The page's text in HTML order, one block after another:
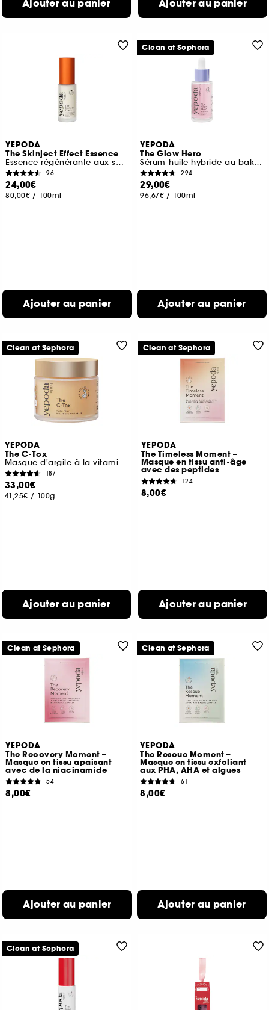
Ajouter au panier Ajouter au panier
YEPODA
The Skinject Effect Essence
Essence régénérante aux spicules & PDRN
96
24,00€
80,00€ / 100ml
Ajouter au panier
YEPODA
The Glow Hero
Sérum-huile hybride au bakuchiol
294
29,00€
96,67€ / 100ml
Ajouter au panier
Clean at Sephora
YEPODA
The C-Tox
Masque d'argile à la vitamine c et au curcuma
187
33,00€
41,25€ / 100g
Ajouter au panier
Clean at Sephora
YEPODA
The Timeless Moment –
Masque en tissu anti-âge
avec des peptides
124
8,00€
Ajouter au panier
Clean at Sephora
YEPODA
The Recovery Moment –
Masque en tissu apaisant
avec de la niacinamide
54
8,00€
Ajouter au panier
Clean at Sephora
YEPODA
The Rescue Moment –
Masque en tissu exfoliant
aux PHA, AHA et algues
61
8,00€
Ajouter au panier
Clean at Sephora
Clean at Sephora